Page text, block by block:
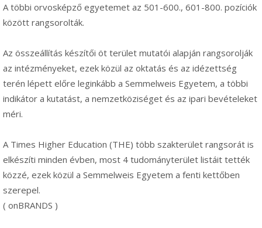
A többi orvosképző egyetemet az 501-600., 601-800. pozíciók
között rangsorolták.
Az összeállítás készítői öt terület mutatói alapján rangsorolják
az intézményeket, ezek közül az oktatás és az idézettség
terén lépett előre leginkább a Semmelweis Egyetem, a többi
indikátor a kutatást, a nemzetköziséget és az ipari bevételeket
méri.
A Times Higher Education (THE) több szakterület rangsorát is
elkészíti minden évben, most 4 tudományterület listáit tették
közzé, ezek közül a Semmelweis Egyetem a fenti kettőben
szerepel.
( onBRANDS )